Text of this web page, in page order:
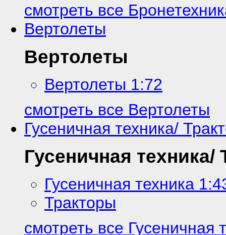
смотреть все
Вертолеты
Вертолеты
Вертолеты 1:72
смотреть все Вертолеты
Гусеничная техника/
Гусеничная техника/
Гусеничная техника
Тракторы
смотреть все Гусеничная